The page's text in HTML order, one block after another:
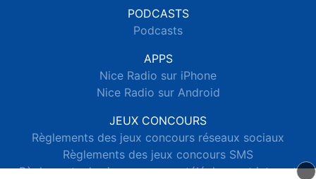
PODCASTS
Podcasts
APPS
Nice Radio sur iPhone
Nice Radio sur Android
JEUX CONCOURS
Règlements des jeux concours réseaux sociaux
Règlements des jeux concours SMS
Règlements des jeux concours téléphone et internet